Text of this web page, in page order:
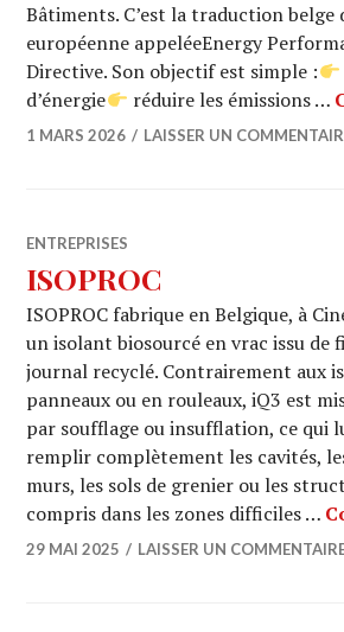
Bâtiments. C’est la traduction belge
européenne appeléeEnergy
Directive. Son objectif est simple :
d’énergie
réduire les émissions …
1 MARS 2026 LAISSER UN
ENTREPRISES
ISOPROC
ISOPROC fabrique en Belgique, à
un isolant biosourcé en vrac issu de
journal recyclé. Contrairement aux
panneaux ou en rouleaux, iQ3 est
par soufflage ou insufflation, ce qui
remplir complètement les cavités,
murs, les sols de grenier ou les
compris dans les zones difficiles …
29 MAI 2025 LAISSER UN